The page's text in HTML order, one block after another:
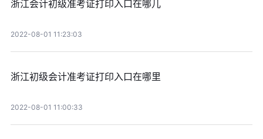
浙江会计初级准考证打印入口在哪儿
2022-08-01 11:23:03
浙江初级会计准考证打印入口在哪里
2022-08-01 11:00:33